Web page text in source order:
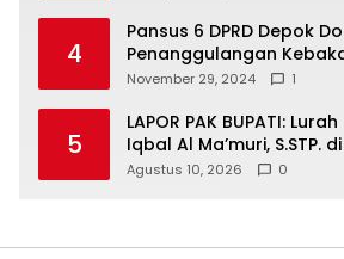
4
Pansus 6 DPRD Depok
Penanggulangan
Keselamatan Warga
November 29, 2024 1
5
LAPOR PAK BUPATI:
Iqbal Al Ma’muri, S.STP.
mendapatkan sepecial
Agustus 10, 2026 0